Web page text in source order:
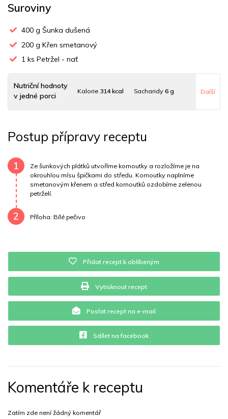
Suroviny
400 g Šunka dušená
200 g Křen smetanový
1 ks Petržel - nať
Nutriční hodnoty
v jedné porci
Kalorie 314 kcal Sacharidy 6 g
Uhlovodany 5 g Cholesterol 50 mg Draslík
Vláknina21 mg Vitamín A 21 mg Vitamín B6 0 mg
Vitamín B120 mg Vitamín C0.5 mg
Vitamín E
Další
Postup přípravy receptu
1
Ze šunkových plátků utvoříme kornoutky a rozložíme je na
okrouhlou mísu špičkami do středu. Kornoutky naplníme
smetanovým křenem a střed kornoutků ozdobíme zelenou
petrželí.
2 Příloha: Bílé pečivo
Přidat recept k oblíbeným
Vytisknout recept
Poslat recept na e-mail
Sdílet na facebook
Komentáře k receptu
Zatím zde není žádný komentář